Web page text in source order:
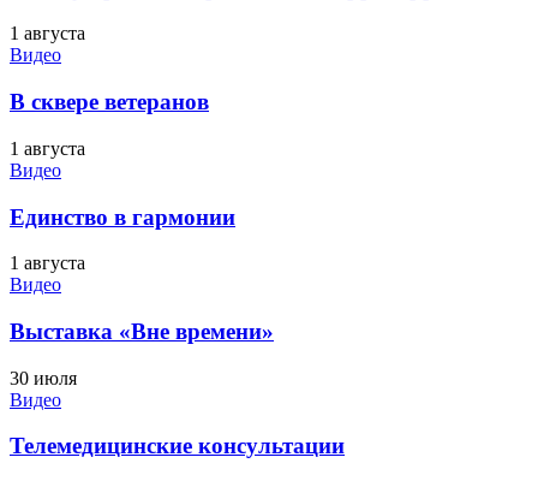
1 августа
Видео
В сквере ветеранов
1 августа
Видео
Единство в гармонии
1 августа
Видео
Выставка «Вне времени»
30 июля
Видео
Телемедицинские консультации